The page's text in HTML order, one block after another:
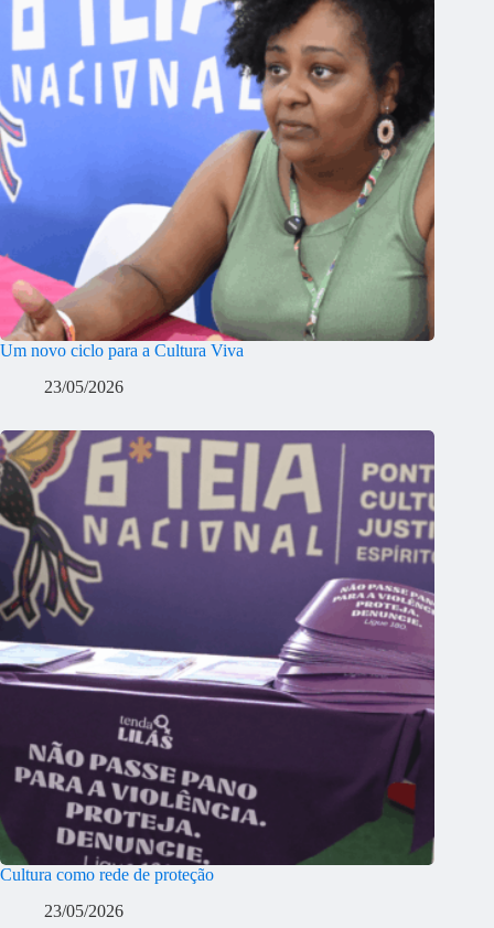
Um novo ciclo para a Cultura Viva
23/05/2026
Cultura como rede de proteção
23/05/2026